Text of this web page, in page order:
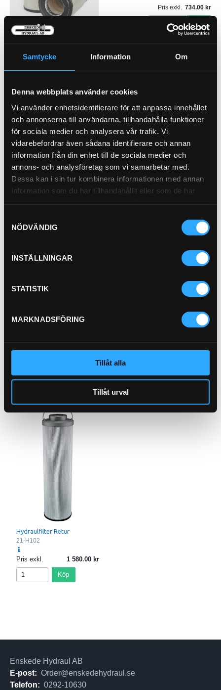
Samtycke Information Om
Denna webbplats använder cookies
Vi använder enhetsidentifierare för att anpassa innehållet
och annonserna till användarna, tillhandahålla funktioner
för sociala medier och analysera vår trafik. Vi
vidarebefordrar även sådana identifierare och annan
information från din enhet till de sociala medier och
annons- och analysföretag som vi samarbetar med.
Dessa kan i sin tur kombinera informationen med annan
information som du har tillhandahållit eller som de har
NÖDVÄNDIG
INSTÄLLNINGAR
STATISTIK
MARKNADSFÖRING
Tillåt alla
Tillåt urval
Pris exkl. 734.00
Köp
Pris exkl. 399.00
Hydraulfilter 21-4729
Köp
Köp
Pris exkl.
Köp
Hydraulfilter Retur
21-H102
Pris exkl. 1 580.00
Köp
Enskede Hydraul AB
E-post: Order@enskedehydraul.se
Telefon: 0292-10630